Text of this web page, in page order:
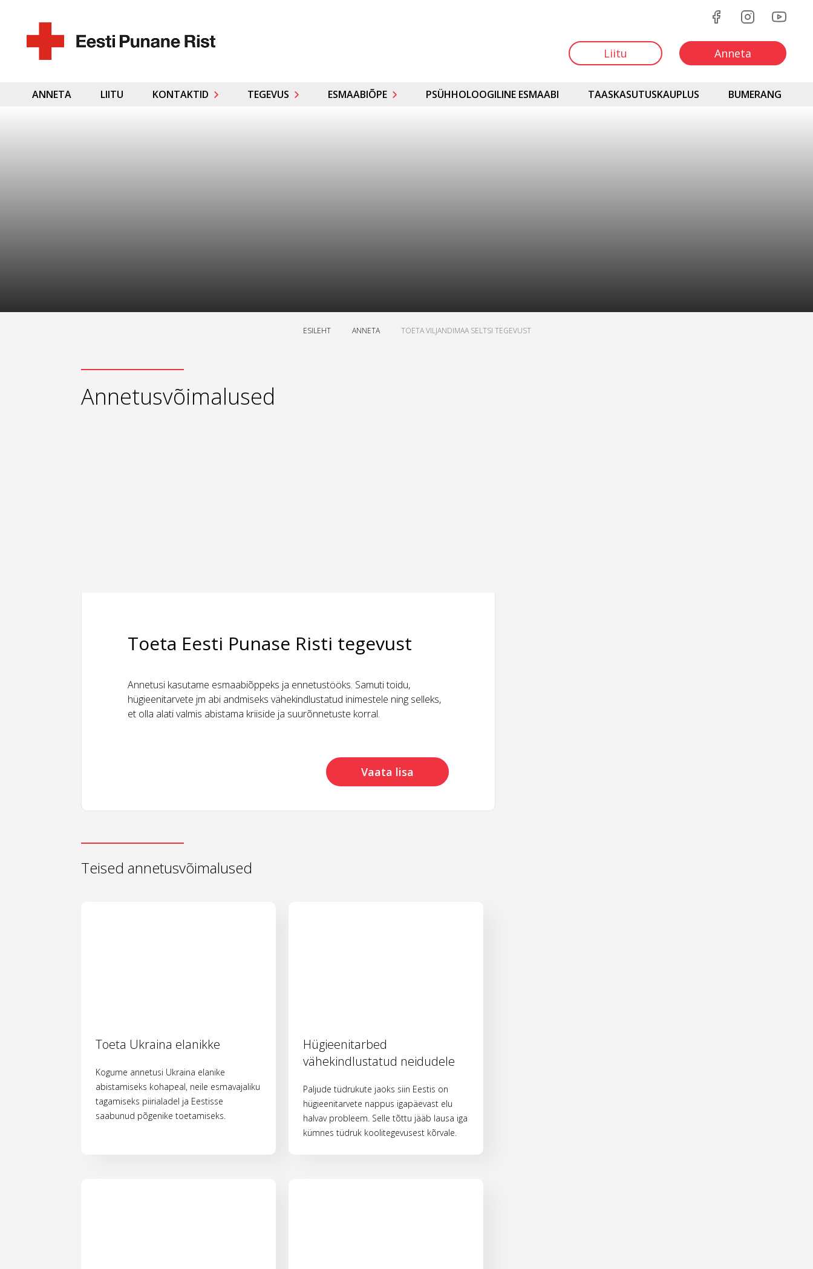
Liitu Anneta
ANNETA LIITU KONTAKTID TEGEVUS ESMAABIÕPE PSÜHHOLOOGILINE ESMAABI TAASKASUTUSKAUPLUS BUMERANG
ESILEHT ANNETA TOETA VILJANDIMAA SELTSI TEGEVUST
Annetusvõimalused
Toeta Eesti Punase Risti tegevust
Annetusi kasutame esmaabiõppeks ja ennetustööks. Samuti toidu,
hügieenitarvete jm abi andmiseks vähekindlustatud inimestele ning selleks,
et olla alati valmis abistama kriiside ja suurõnnetuste korral.
Vaata lisa
Teised annetusvõimalused
Toeta Ukraina elanikke
Kogume annetusi Ukraina elanike
abistamiseks kohapeal, neile esmavajaliku
tagamiseks piirialadel ja Eestisse
saabunud põgenike toetamiseks.
Hügieenitarbed
vähekindlustatud neidudele
Paljude tüdrukute jaoks siin Eestis on
hügieenitarvete nappus igapäevast elu
halvav probleem. Selle tõttu jääb lausa iga
kümnes tüdruk koolitegevusest kõrvale.